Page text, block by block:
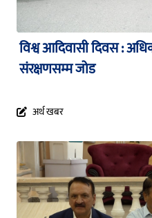
विश्व आदिवासी दिवस :
संरक्षणसम्म जोड
अर्थ खबर